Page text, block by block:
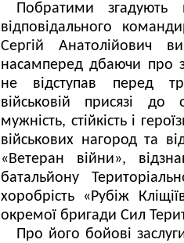
Побратими
відповідального
Сергій Анатолійович
насамперед дбаючи про
не відступав перед
військовій присязі до
мужність, стійкість і
військових нагород та
«Ветеран війни»,
батальйону
хоробрість «Рубіж
окремої бригади Сил
Про його бойові